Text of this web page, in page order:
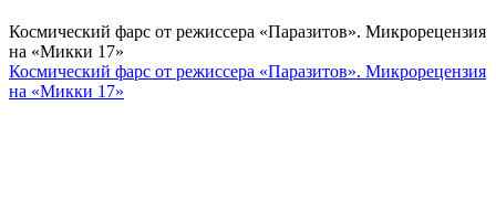
Космический фарс от режиссера «Паразитов». Микрорецензия
на «Микки 17»
Космический фарс от режиссера «Паразитов». Микрорецензия
на «Микки 17»